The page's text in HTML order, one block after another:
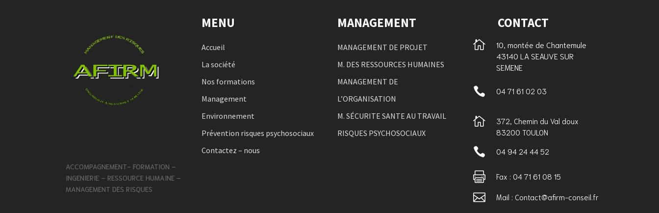
ACCOMPAGNEMENT- FORMATION –
INGENIERIE – RESSOURCE HUMAINE –
MANAGEMENT DES RISQUES
MENU
Accueil
La société
Nos formations
Management
Environnement
Prévention risques psychosociaux
Contactez – nous
MANAGEMENT
MANAGEMENT DE PROJET
M. DES RESSOURCES HUMAINES
MANAGEMENT DE
L’ORGANISATION
M. SÉCURITE SANTE AU TRAVAIL
RISQUES PSYCHOSOCIAUX
CONTACT

10, montée de Chantemule
43140 LA SEAUVE SUR
SEMENE
 04 71 61 02 03

372, Chemin du Val doux
83200 TOULON
 04 94 24 44 52
 Fax : 04 71 61 08 15
 Mail : Contact@afirm-conseil.fr